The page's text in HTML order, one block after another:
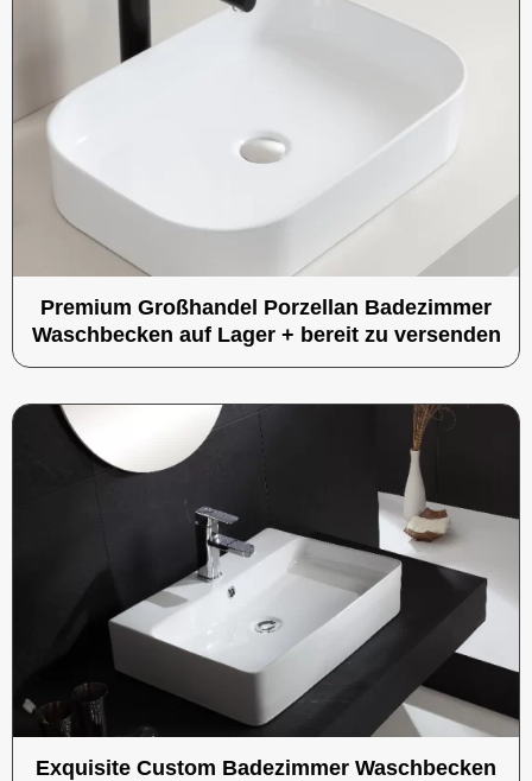
Premium Großhandel Porzellan Badezimmer
Waschbecken auf Lager + bereit zu versenden
Exquisite Custom Badezimmer Waschbecken